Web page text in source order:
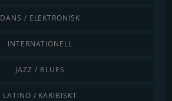
DANS / ELEKTRONISK
INTERNATIONELL
JAZZ / BLUES
LATINO / KARIBISKT